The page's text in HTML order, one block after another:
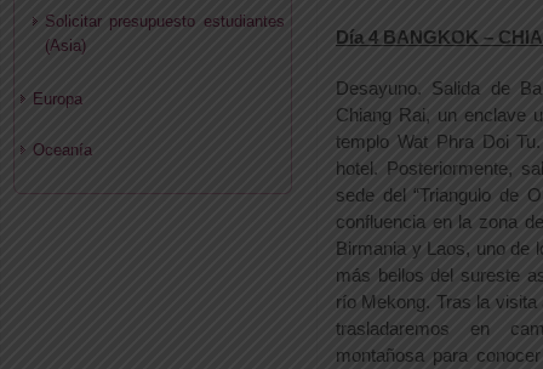
Solicitar presupuesto estudiantes
(Asia)
Europa
Oceanía
Día 4 BANGKOK –
Desayuno. Salida de
Chiang Rai, un enclave
templo Wat Phra Doi
hotel. Posteriormente,
sede del “Triangulo de
confluencia en la zona
Birmania y Laos, uno de
más bellos del sureste
río Mekong. Tras la
trasladaremos en
montañosa para